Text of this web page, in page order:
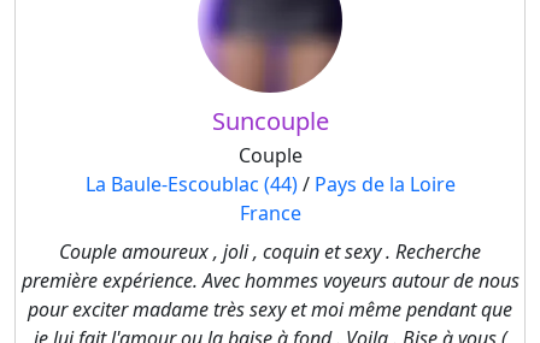
Suncouple
Couple
La Baule-Escoublac (44)/ Pays de la Loire
France
Couple amoureux , joli , coquin et sexy . Recherche
première expérience. Avec hommes voyeurs autour de nous
pour exciter madame très sexy et moi même pendant que